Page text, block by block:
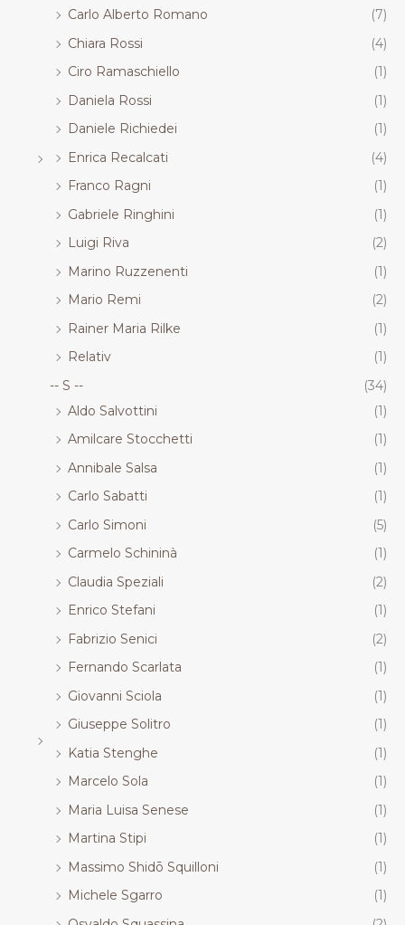
Carlo Alberto Romano
(7)
Chiara Rossi
(4)
Ciro Ramaschiello
(1)
Daniela Rossi
(1)
Daniele Richiedei
(1)
Enrica Recalcati
(4)
Franco Ragni
(1)
Gabriele Ringhini
(1)
Luigi Riva
(2)
Marino Ruzzenenti
(1)
Mario Remi
(2)
Rainer Maria Rilke
(1)
Relativ
(1)
-- S --
(34)
Aldo Salvottini
(1)
Amilcare Stocchetti
(1)
Annibale Salsa
(1)
Carlo Sabatti
(1)
Carlo Simoni
(5)
Carmelo Schininà
(1)
Claudia Speziali
(2)
Enrico Stefani
(1)
Fabrizio Senici
(2)
Fernando Scarlata
(1)
Giovanni Sciola
(1)
Giuseppe Solitro
(1)
Katia Stenghe
(1)
Marcelo Sola
(1)
Maria Luisa Senese
(1)
Martina Stipi
(1)
Massimo Shidō Squilloni
(1)
Michele Sgarro
(1)